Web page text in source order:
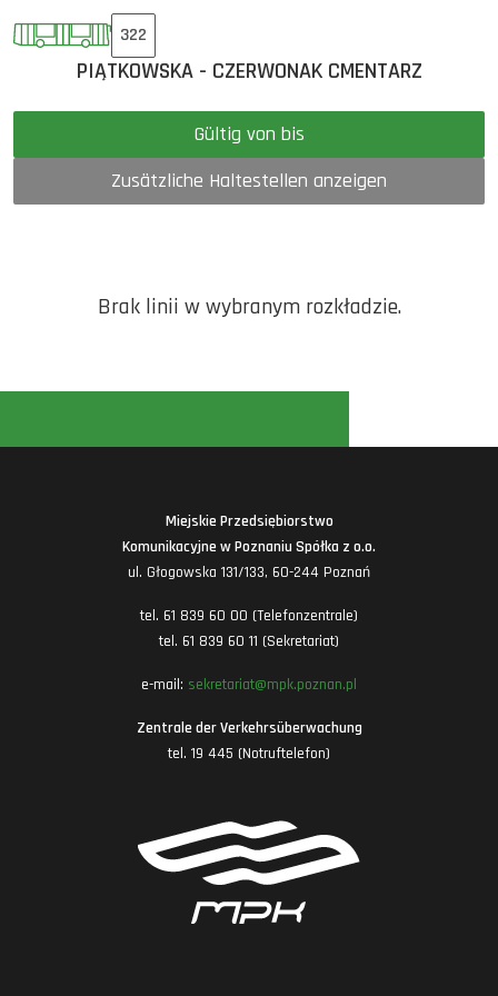
322
PIĄTKOWSKA - CZERWONAK CMENTARZ
Gültig von bis
Zusätzliche Haltestellen anzeigen
Brak linii w wybranym rozkładzie.
Miejskie Przedsiębiorstwo
Komunikacyjne w Poznaniu Spółka z o.o.
ul. Głogowska 131/133, 60-244 Poznań
tel. 61 839 60 00 (Telefonzentrale)
tel. 61 839 60 11 (Sekretariat)
e-mail: sekretariat@mpk.poznan.pl
Zentrale der Verkehrsüberwachung
tel. 19 445 (Notruftelefon)